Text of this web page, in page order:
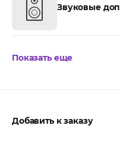
Звуковые
Показать еще
Добавить к заказу